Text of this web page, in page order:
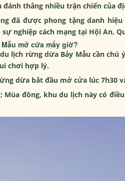
đánh thắng nhiều trận chiến của
đã được phong tặng danh
nghiệp cách mạng tại Hội An,
mở cửa mấy giờ?
lịch rừng dừa Bảy Mẫu cần
chơi hợp lý.
dừa bắt đầu mở cửa lúc 7h30
Mùa đông, khu du lịch này có